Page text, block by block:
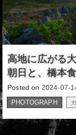
高地に広がる
朝日と、橋本
Posted on 2024-07-
PHOTOGRAPH